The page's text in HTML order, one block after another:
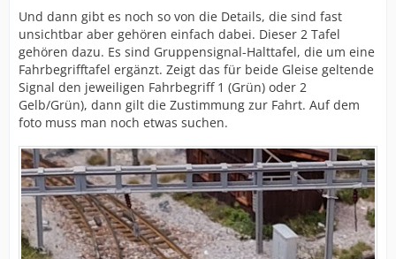
Und dann gibt es noch so von die Details, die sind fast
unsichtbar aber gehören einfach dabei. Dieser 2 Tafel
gehören dazu. Es sind Gruppensignal-Halttafel, die um eine
Fahrbegrifftafel ergänzt. Zeigt das für beide Gleise geltende
Signal den jeweiligen Fahrbegriff 1 (Grün) oder 2
Gelb/Grün), dann gilt die Zustimmung zur Fahrt. Auf dem
foto muss man noch etwas suchen.